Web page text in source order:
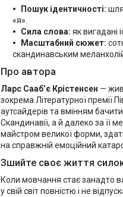
Пошук ідентичності:
«я».
Сила слова: як вигадані
Масштабний сюжет:
скандинавським
Про автора
Ларс Сааб’є Крістенсен —
зокрема Літературної премії
аутсайдерів та вмінням
Скандинавії, а й далеко за її
майстром великої форми,
на справжній емоційний
Зшийте своє життя
Коли мовчання стає занадто
у свій світ повністю і не